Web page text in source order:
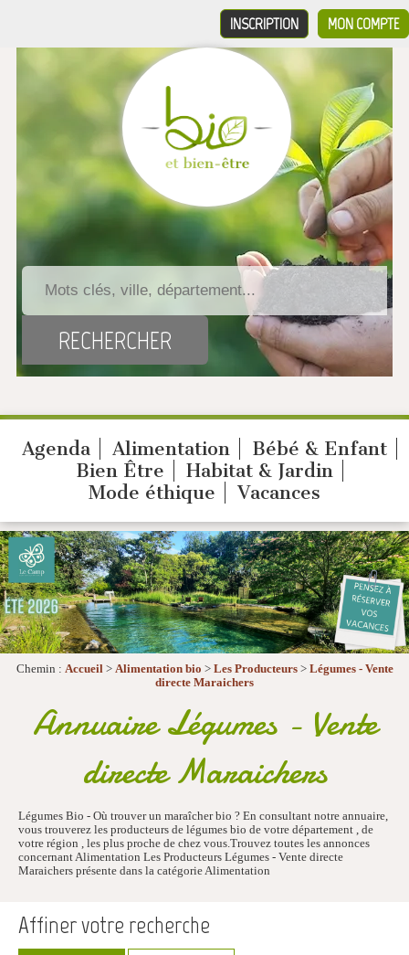
MON COMPTE
INSCRIPTION
Agenda Alimentation
Bébé & Enfant
Bien Être
Habitat & Jardin
Mode éthique
Vacances
Chemin : Accueil> Alimentation bio > Les Producteurs> Légumes - Vente
directe Maraichers
Annuaire Légumes - Vente
directe Maraichers
Légumes Bio - Où trouver un maraîcher bio ? En consultant notre annuaire,
vous trouverez les producteurs de légumes bio de votre département , de
votre région , les plus proche de chez vous.Trouvez toutes les annonces
concernant Alimentation Les Producteurs Légumes - Vente directe
Maraichers présente dans la catégorie Alimentation
Affiner votre recherche